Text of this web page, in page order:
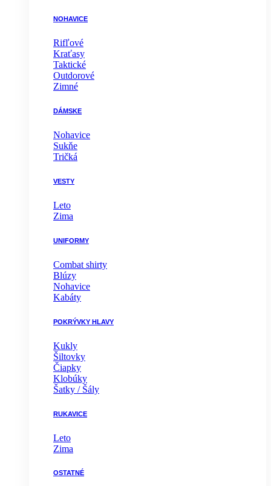
NOHAVICE
Rifľové
Kraťasy
Taktické
Outdorové
Zimné
DÁMSKE
Nohavice
Sukňe
Tričká
VESTY
Leto
Zima
UNIFORMY
Combat shirty
Blúzy
Nohavice
Kabáty
POKRÝVKY HLAVY
Kukly
Šiltovky
Čiapky
Klobúky
Šatky / Šály
RUKAVICE
Leto
Zima
OSTATNÉ